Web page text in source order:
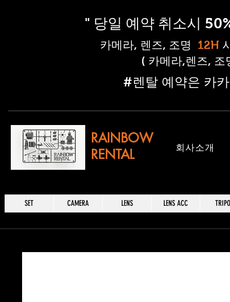
" 당일 예약 취소시
​카메라, 렌즈, 조명 12H
( 카메라,렌즈, 조
​#렌탈 예약은 카
RAINBOW
RENTAL
​회사소개
SET CAMERA LENS LENS ACC